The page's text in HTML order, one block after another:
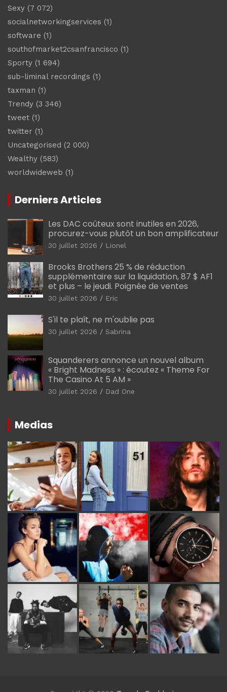
Sexy (7 072)
socialnetworkingservices (1)
software (1)
southofmarket2csanfrancisco (1)
Sporty (1 694)
sub-liminal recordings (1)
taxman (1)
Trendy (3 346)
tweet (1)
twitter (1)
Uncategorised (2 000)
Wealthy (583)
worldwideweb (1)
Derniers Articles
Les DAC coûteux sont inutiles en 2026,
procurez-vous plutôt un bon amplificateur
30 juillet 2026 Lionel
Brooks Brothers 25 % de réduction
supplémentaire sur la liquidation, 87 $ AF1
et plus – le jeudi. Poignée de ventes
30 juillet 2026 Eric
S'il te plaît, ne m'oublie pas
30 juillet 2026 Sabrina
Squanderers annonce un nouvel album
« Bright Madness » : écoutez « Theme For
The Casino At 5 AM »
30 juillet 2026 Dad One
Medias